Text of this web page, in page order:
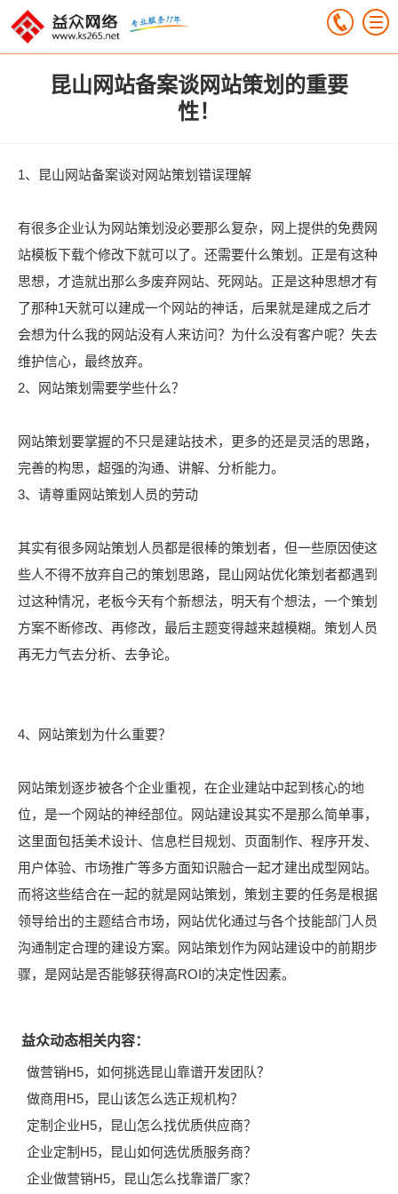
昆山网站备案谈网站策划的重要
性！
1、昆山网站备案谈对网站策划错误理解
有很多企业认为网站策划没必要那么复杂，网上提供的免费网
站模板下载个修改下就可以了。还需要什么策划。正是有这种
思想，才造就出那么多废弃网站、死网站。正是这种思想才有
了那种1天就可以建成一个网站的神话，后果就是建成之后才
会想为什么我的网站没有人来访问？为什么没有客户呢？失去
维护信心，最终放弃。
2、网站策划需要学些什么？
网站策划要掌握的不只是建站技术，更多的还是灵活的思路，
完善的构思，超强的沟通、讲解、分析能力。
3、请尊重网站策划人员的劳动
其实有很多网站策划人员都是很棒的策划者，但一些原因使这
些人不得不放弃自己的策划思路，昆山网站优化策划者都遇到
过这种情况，老板今天有个新想法，明天有个想法，一个策划
方案不断修改、再修改，最后主题变得越来越模糊。策划人员
再无力气去分析、去争论。
4、网站策划为什么重要？
网站策划逐步被各个企业重视，在企业建站中起到核心的地
位，是一个网站的神经部位。网站建设其实不是那么简单事，
这里面包括美术设计、信息栏目规划、页面制作、程序开发、
用户体验、市场推广等多方面知识融合一起才建出成型网站。
而将这些结合在一起的就是网站策划，策划主要的任务是根据
领导给出的主题结合市场，网站优化通过与各个技能部门人员
沟通制定合理的建设方案。网站策划作为网站建设中的前期步
骤，是网站是否能够获得高ROI的决定性因素。
益众动态相关内容：
做营销H5，如何挑选昆山靠谱开发团队？
做商用H5，昆山该怎么选正规机构？
定制企业H5，昆山怎么找优质供应商？
企业定制H5，昆山如何选优质服务商？
企业做营销H5，昆山怎么找靠谱厂家？